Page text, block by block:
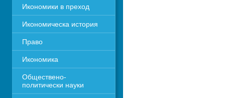
Икономики в преход
Икономическа история
Право
Икономика
Обществено-
политически науки